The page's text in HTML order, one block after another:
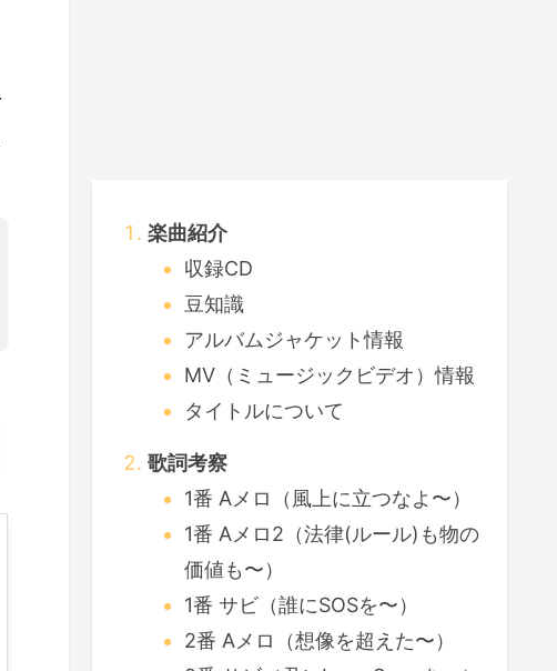
楽曲紹介
収録CD
豆知識
アルバムジャケット情報
MV（ミュージックビデオ）情報
タイトルについて
歌詞考察
1番 Aメロ（風上に立つなよ〜）
1番 Aメロ2（法律(ルール)も物の
価値も〜）
1番 サビ（誰にSOSを〜）
2番 Aメロ（想像を超えた〜）